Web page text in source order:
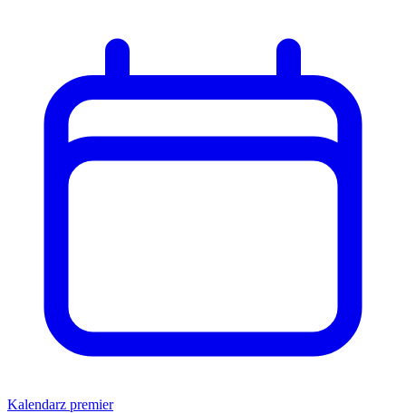
Kalendarz premier